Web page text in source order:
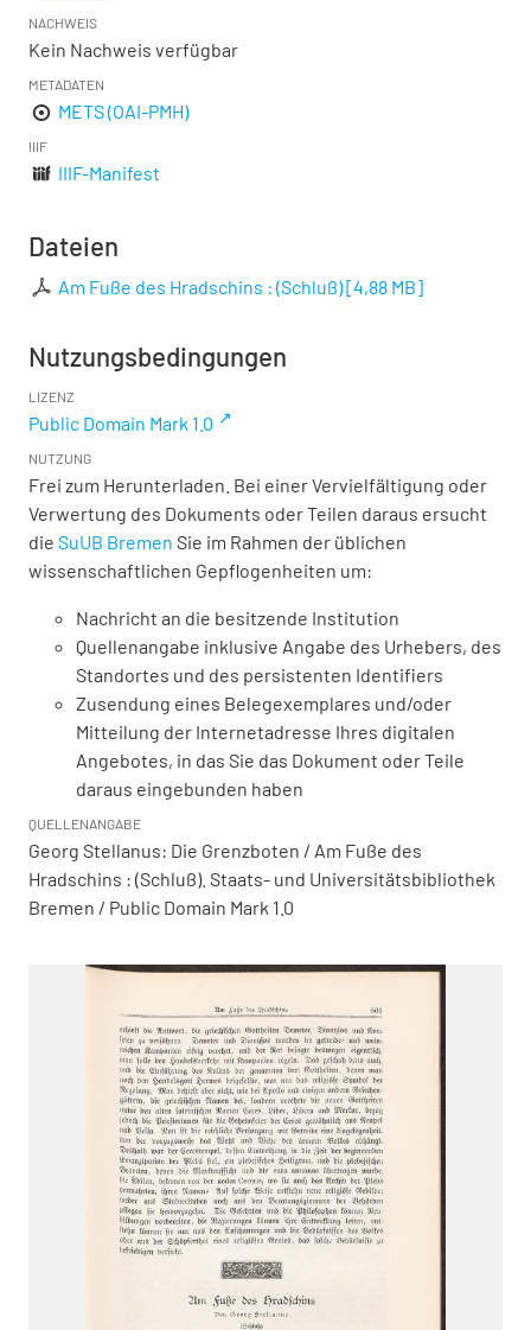
NACHWEIS
Kein Nachweis verfügbar
METADATEN
METS (OAI-PMH)
IIIF
IIIF-Manifest
Dateien
Am Fuße des Hradschins : (Schluß)[4,88 MB]
Nutzungsbedingungen
LIZENZ
Public Domain Mark 1.0
NUTZUNG
Frei zum Herunterladen. Bei einer Vervielfältigung oder
Verwertung des Dokuments oder Teilen daraus ersucht
die SuUB Bremen Sie im Rahmen der üblichen
wissenschaftlichen Gepflogenheiten um:
Nachricht an die besitzende Institution
Quellenangabe inklusive Angabe des Urhebers, des
Standortes und des persistenten Identifiers
Zusendung eines Belegexemplares und/oder
Mitteilung der Internetadresse Ihres digitalen
Angebotes, in das Sie das Dokument oder Teile
daraus eingebunden haben
QUELLENANGABE
Georg Stellanus: Die Grenzboten / Am Fuße des
Hradschins : (Schluß). Staats- und Universitätsbibliothek
Bremen / Public Domain Mark 1.0